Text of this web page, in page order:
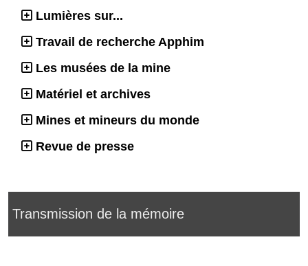
Lumières sur...
Travail de recherche Apphim
Les musées de la mine
Matériel et archives
Mines et mineurs du monde
Revue de presse
Transmission de la mémoire